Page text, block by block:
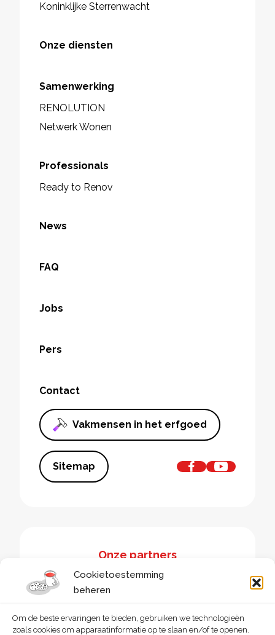
Cookietoestemming
beheren
Om de beste ervaringen te bieden, gebruiken we technologieën
zoals cookies om apparaatinformatie op te slaan en/of te openen.
Koninklijke Sterrenwacht
Onze diensten
Samenwerking
RENOLUTION
Netwerk Wonen
Professionals
Ready to Renov
News
FAQ
Jobs
Pers
Contact
Vakmensen in het erfgoed
Sitemap
Onze partners